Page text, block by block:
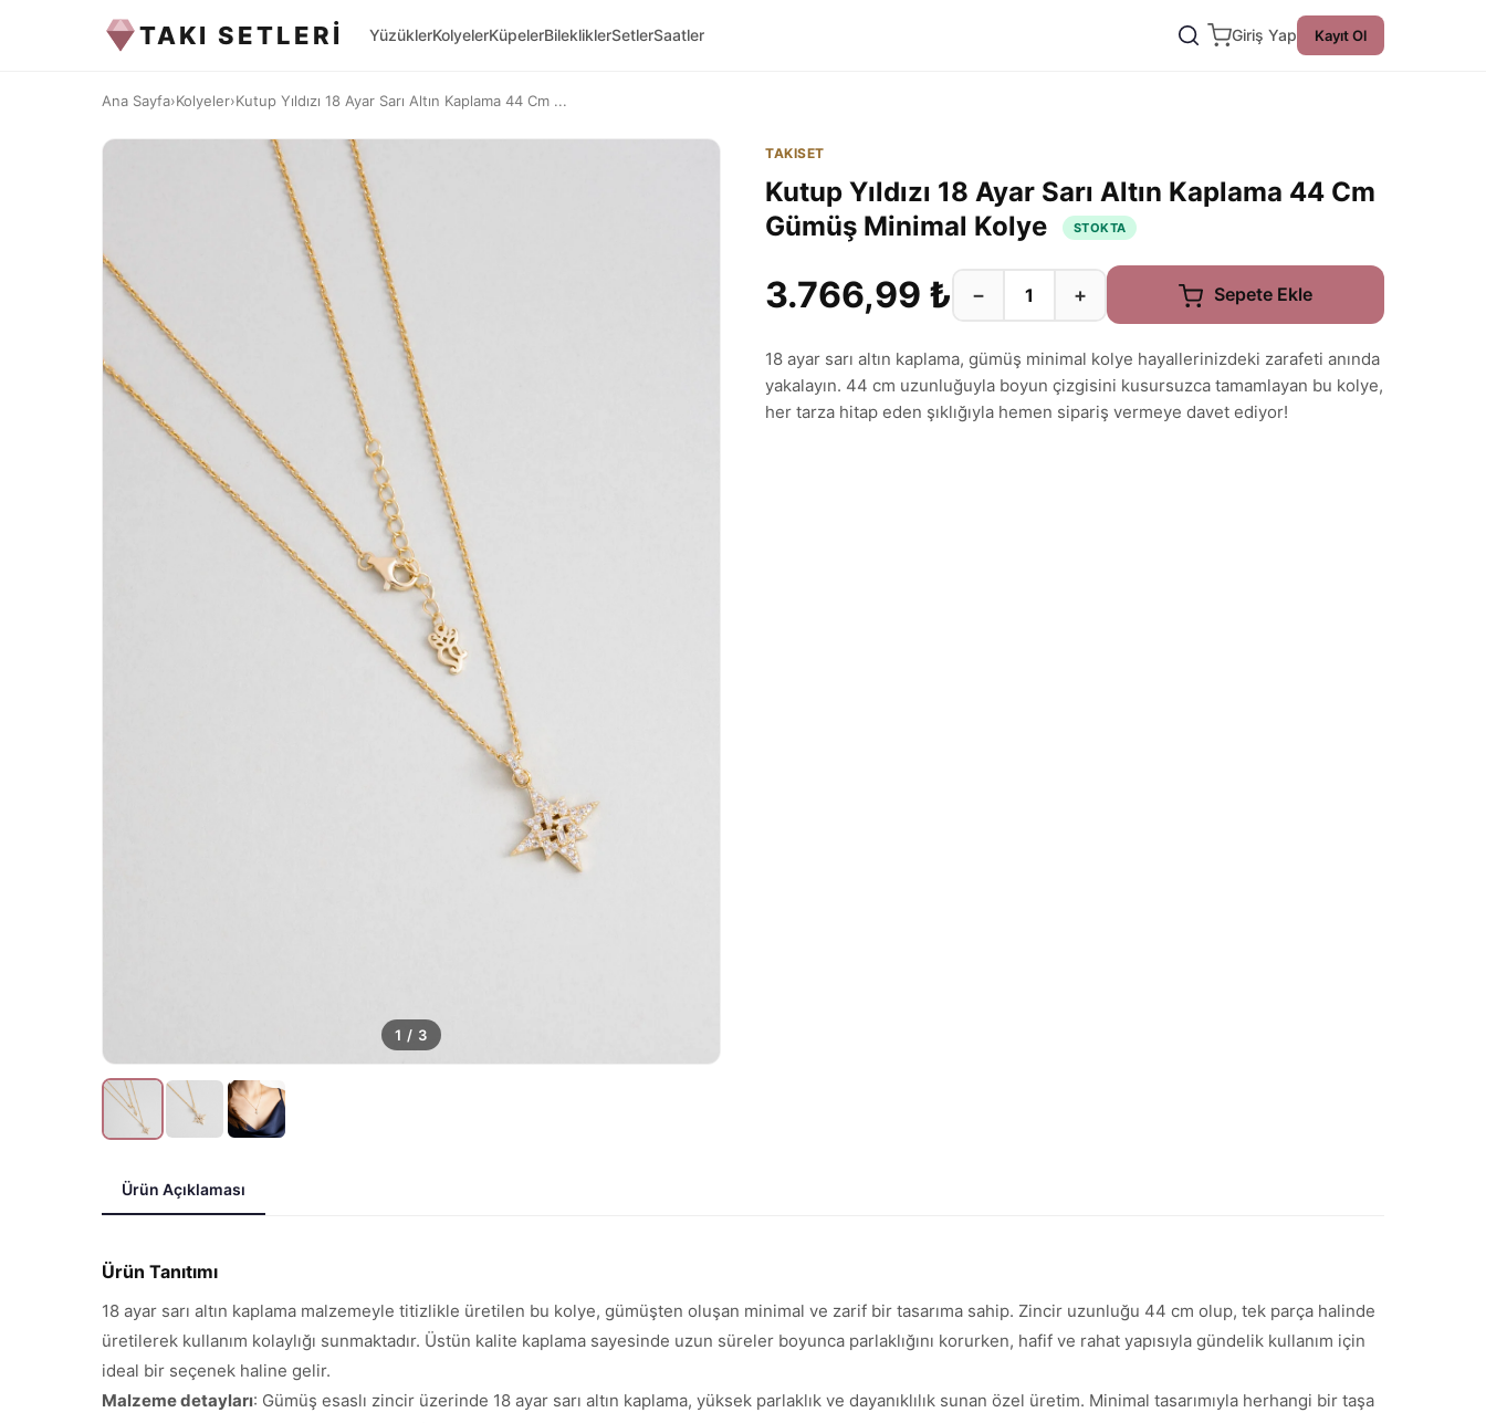
TAKI SETLERİ YüzüklerKolyelerKüpelerBilekliklerSetlerSaatler Giriş Yap Kayıt Ol
Ana Sayfa›Kolyeler›Kutup Yıldızı 18 Ayar Sarı Altın Kaplama 44 Cm ...
1 / 3
TAKISET
Kutup Yıldızı 18 Ayar Sarı Altın Kaplama 44 Cm
Gümüş Minimal Kolye
STOKTA
3.766,99 ₺ − + Sepete Ekle
18 ayar sarı altın kaplama, gümüş minimal kolye hayallerinizdeki zarafeti anında
yakalayın. 44 cm uzunluğuyla boyun çizgisini kusursuzca tamamlayan bu kolye,
her tarza hitap eden şıklığıyla hemen sipariş vermeye davet ediyor!
Ürün Açıklaması
Ürün Tanıtımı
18 ayar sarı altın kaplama malzemeyle titizlikle üretilen bu kolye, gümüşten oluşan minimal ve zarif bir tasarıma sahip. Zincir uzunluğu 44 cm olup, tek parça halinde
üretilerek kullanım kolaylığı sunmaktadır. Üstün kalite kaplama sayesinde uzun süreler boyunca parlaklığını korurken, hafif ve rahat yapısıyla gündelik kullanım için
ideal bir seçenek haline gelir.
Malzeme detayları: Gümüş esaslı zincir üzerinde 18 ayar sarı altın kaplama, yüksek parlaklık ve dayanıklılık sunan özel üretim. Minimal tasarımıyla herhangi bir taşa